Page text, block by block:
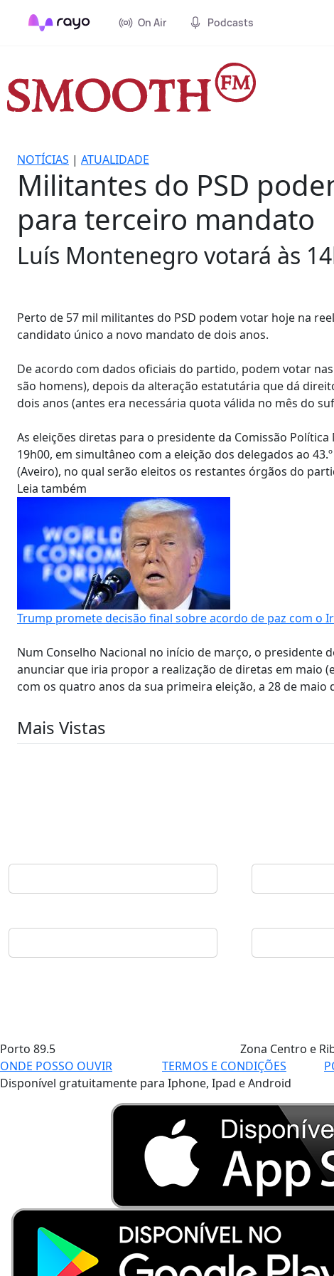
On Air Podcasts
NOTÍCIAS | ATUALIDADE
Militantes do PSD
para terceiro mandato
Luís Montenegro votará às
Perto de 57 mil militantes do PSD podem votar hoje na
candidato único a novo mandato de dois anos.
De acordo com dados oficiais do partido, podem votar
são homens), depois da alteração estatutária que dá
dois anos (antes era necessária quota válida no mês do
As eleições diretas para o presidente da Comissão
19h00, em simultâneo com a eleição dos delegados ao
(Aveiro), no qual serão eleitos os restantes órgãos do
Leia também
Trump promete decisão final sobre acordo de paz com o
Num Conselho Nacional no início de março, o
anunciar que iria propor a realização de diretas em maio
com os quatro anos da sua primeira eleição, a 28 de maio
Mais Vistas
Porto 89.5 Zona Centro e
ONDE POSSO OUVIR
TERMOS E CONDIÇÕES
Disponível gratuitamente para Iphone, Ipad e Android